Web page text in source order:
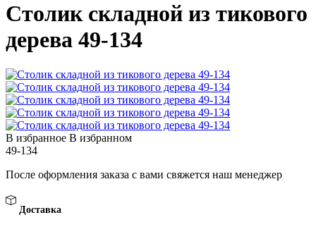
Столик складной из тикового
дерева 49-134
В избранное В избранном
49-134
После оформления заказа с вами свяжется наш менеджер
Доставка